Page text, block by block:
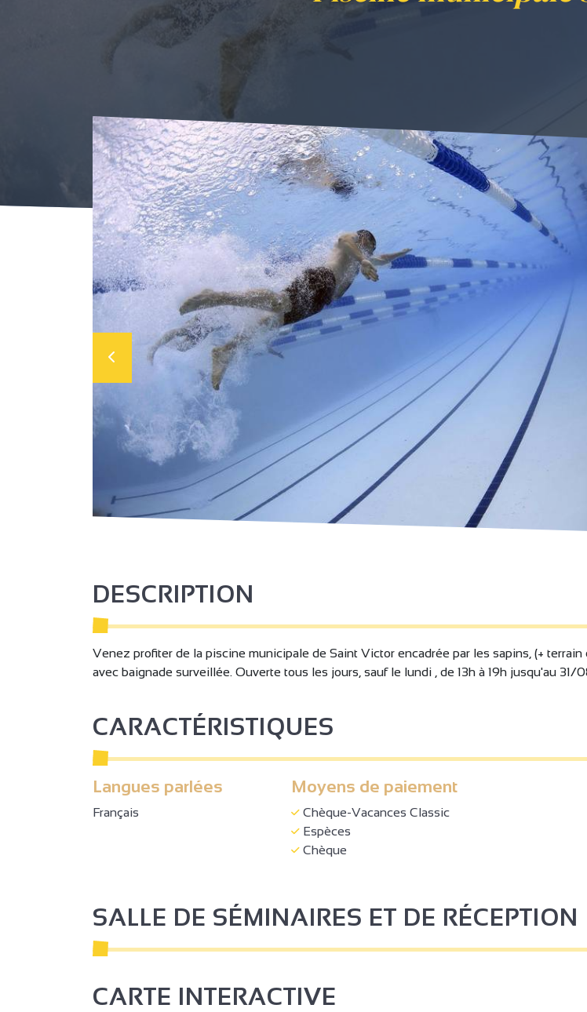
DESCRIPTION
Venez profiter de la piscine municipale de Saint Victor encadrée par les sapins, (+ terrain
avec baignade surveillée. Ouverte tous les jours, sauf le lundi , de 13h à 19h jusqu'au 31/
CARACTÉRISTIQUES
Langues parlées
Français
Moyens de paiement
Chèque-Vacances Classic
Espèces
Chèque
SALLE DE SÉMINAIRES ET DE RÉCEPTION
CARTE INTERACTIVE